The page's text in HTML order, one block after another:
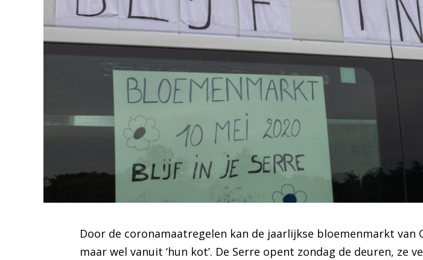
Door de coronamaatregelen kan de jaarlijkse bloemenmarkt
maar wel vanuit ‘hun kot’. De Serre opent zondag de deuren,